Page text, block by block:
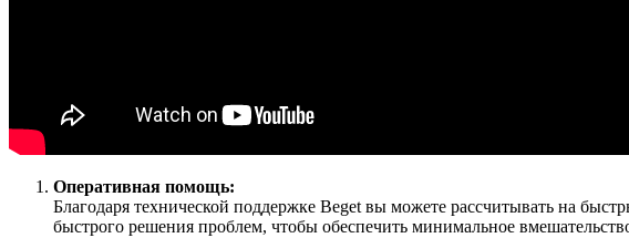
Оперативная помощь:
Благодаря технической поддержке Beget вы можете рассчитывать на
быстрого решения проблем, чтобы обеспечить минимальное